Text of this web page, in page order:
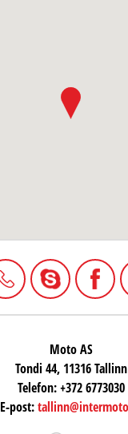
Moto AS
Tondi 44, 11316 Tallinn
Telefon:+372 6773030
E-post: